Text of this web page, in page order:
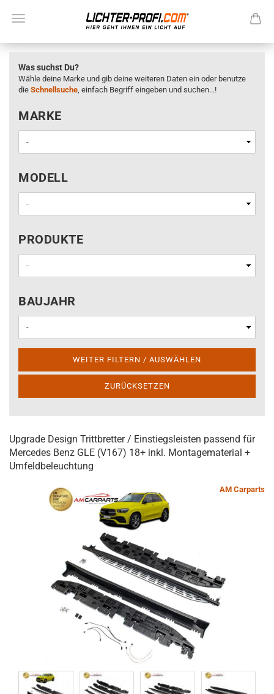
Was suchst Du?
Wähle deine Marke und gib deine weiteren Daten ein oder benutze
die Schnellsuche, einfach Begriff eingeben und suchen...!
MARKE
MARKE
MODELL
MODELL
PRODUKTE
PRODUKTE
BAUJAHR
BAUJAHR
WEITER FILTERN / AUSWÄHLEN
ZURÜCKSETZEN
Upgrade Design Trittbretter / Einstiegsleisten passend für
Mercedes Benz GLE (V167) 18+ inkl. Montagematerial +
Umfeldbeleuchtung
AM Carparts